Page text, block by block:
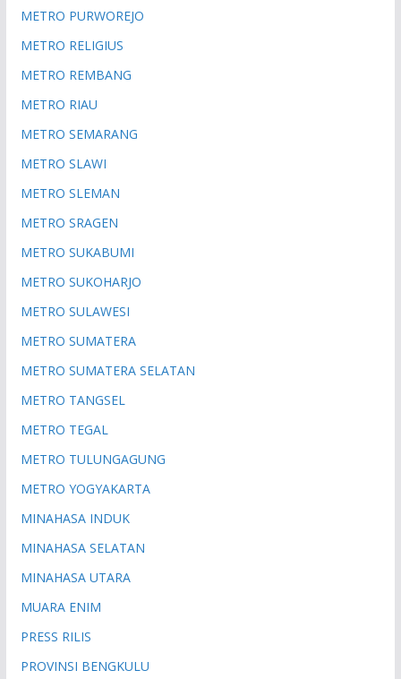
METRO PURWOREJO
METRO RELIGIUS
METRO REMBANG
METRO RIAU
METRO SEMARANG
METRO SLAWI
METRO SLEMAN
METRO SRAGEN
METRO SUKABUMI
METRO SUKOHARJO
METRO SULAWESI
METRO SUMATERA
METRO SUMATERA SELATAN
METRO TANGSEL
METRO TEGAL
METRO TULUNGAGUNG
METRO YOGYAKARTA
MINAHASA INDUK
MINAHASA SELATAN
MINAHASA UTARA
MUARA ENIM
PRESS RILIS
PROVINSI BENGKULU